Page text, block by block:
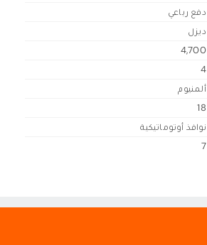
دفع رباعي
ديزل
4,700
4
ألمنيوم
18
نوافذ أوتوماتيكية
7